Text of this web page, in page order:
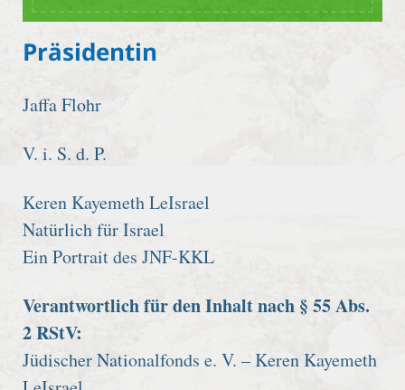
Präsidentin
Jaffa Flohr
V. i. S. d. P.
Keren Kayemeth LeIsrael
Natürlich für Israel
Ein Portrait des JNF-KKL
Verantwortlich für den Inhalt nach § 55 Abs.
2 RStV:
Jüdischer Nationalfonds e. V. – Keren Kayemeth